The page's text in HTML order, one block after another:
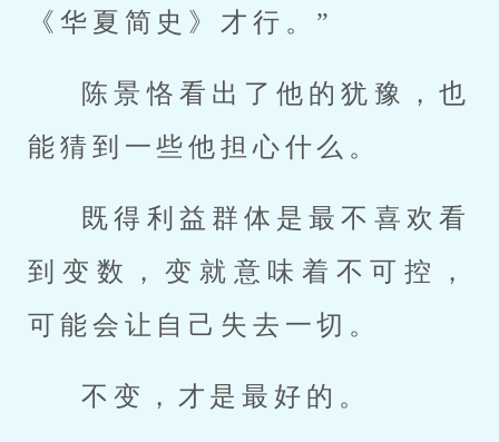
《华夏简史》才行。”
陈景恪看出了他的犹豫，也
能猜到一些他担心什么。
既得利益群体是最不喜欢看
到变数，变就意味着不可控，
可能会让自己失去一切。
不变，才是最好的。